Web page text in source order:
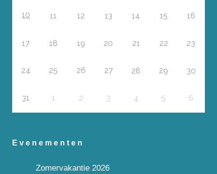
10 11 12 13 14 15 16
17 18 19 20 21 22 23
24 25 26 27 28 29 30
31 1 2 3 4 5 6
Evenementen
Zomervakantie 2026